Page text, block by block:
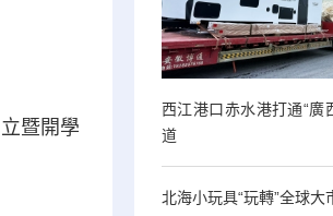
暨開學
西江港口赤水港打通“廣
道
北海小玩具“玩轉”全球大